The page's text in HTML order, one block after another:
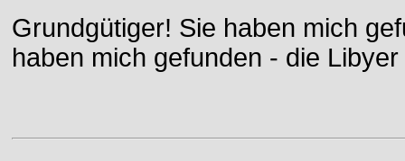
Grundgütiger! Sie haben mich
haben mich gefunden - die